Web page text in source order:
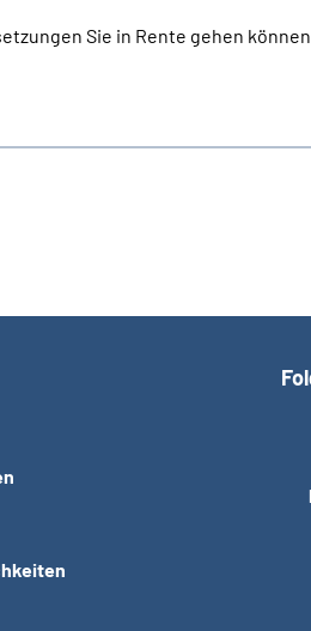
Sie in Rente gehen